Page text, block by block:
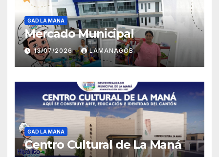
GAD LA MANA
Mercado Municipal
13/07/2026 LAMANAGOB
GAD LA MANA
Centro Cultural de La Maná